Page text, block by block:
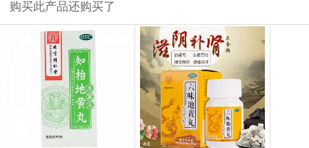
购买此产品还购买了